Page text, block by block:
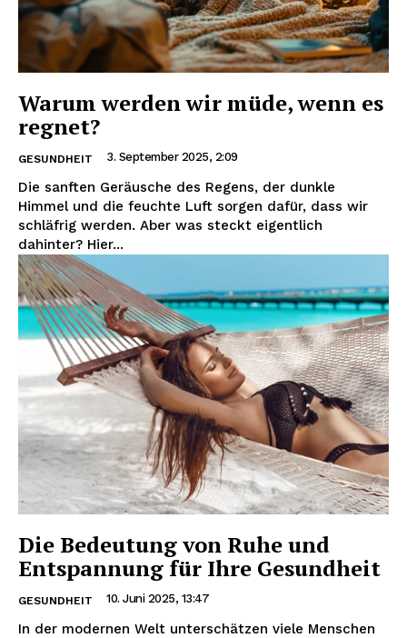
Warum werden wir müde, wenn es
regnet?
GESUNDHEIT 3. September 2025, 2:09
Die sanften Geräusche des Regens, der dunkle
Himmel und die feuchte Luft sorgen dafür, dass wir
schläfrig werden. Aber was steckt eigentlich
dahinter? Hier...
Die Bedeutung von Ruhe und
Entspannung für Ihre Gesundheit
GESUNDHEIT 10. Juni 2025, 13:47
In der modernen Welt unterschätzen viele Menschen